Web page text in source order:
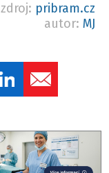
zdroj: pribram.cz
autor: MJ